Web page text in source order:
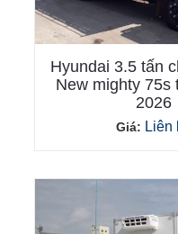
Hyundai 3.5 tấn
New mighty 75s
2026
Giá: Liên